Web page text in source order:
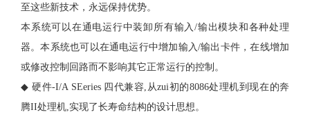
至这些新技术，永远保持优势。
本系统可以在通电运行中装卸所有输入/输出模块和各种处理
器。本系统也可以在通电运行中增加输入/输出卡件，在线增加
或修改控制回路而不影响其它正常运行的控制。
◆ 硬件-I/A SEeries 四代兼容,从zui初的8086处理机到现在的奔
腾II处理机,实现了长寿命结构的设计思想。